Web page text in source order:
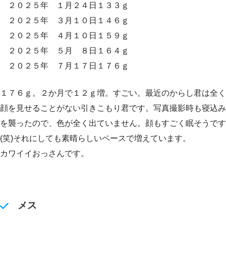
２０２５年 １月２４日１３３ｇ
２０２５年 ３月１０日１４６ｇ
２０２５年 ４月１０日１５９ｇ
２０２５年 ５月 ８日１６４ｇ
２０２５年 ７月１７日１７６ｇ
１７６ｇ。２か月で１２ｇ増。すごい。最近のからし君は全く
顔を見せることがない引きこもり君です。写真撮影時も寝込み
を襲ったので、色が全く出ていません。顔もすごく眠そうです
(笑)それにしても素晴らしいペースで増えています。
カワイイおっさんです。
メス